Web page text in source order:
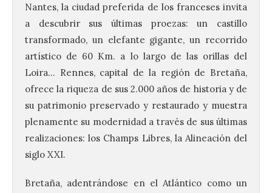
Nantes, la ciudad preferida de los franceses invita
a descubrir sus últimas proezas: un castillo
transformado, un elefante gigante, un recorrido
artístico de 60 Km. a lo largo de las orillas del
Loira… Rennes, capital de la región de Bretaña,
ofrece la riqueza de sus 2.000 años de historia y de
su patrimonio preservado y restaurado y muestra
plenamente su modernidad a través de sus últimas
realizaciones: los Champs Libres, la Alineación del
siglo XXI.
Bretaña, adentrándose en el Atlántico como un